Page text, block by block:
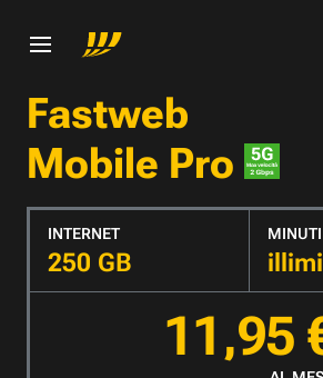
Fastweb
Mobile Pro
INTERNET
250 GB
MINUTI
11,95